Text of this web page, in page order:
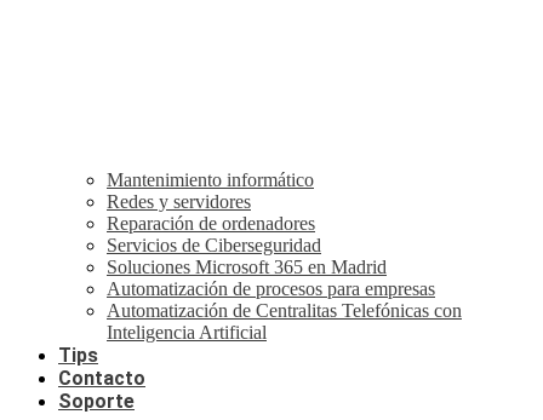
Mantenimiento informático
Redes y servidores
Reparación de ordenadores
Servicios de Ciberseguridad
Soluciones Microsoft 365 en Madrid
Automatización de procesos para empresas
Automatización de Centralitas Telefónicas con
Inteligencia Artificial
Tips
Contacto
Soporte